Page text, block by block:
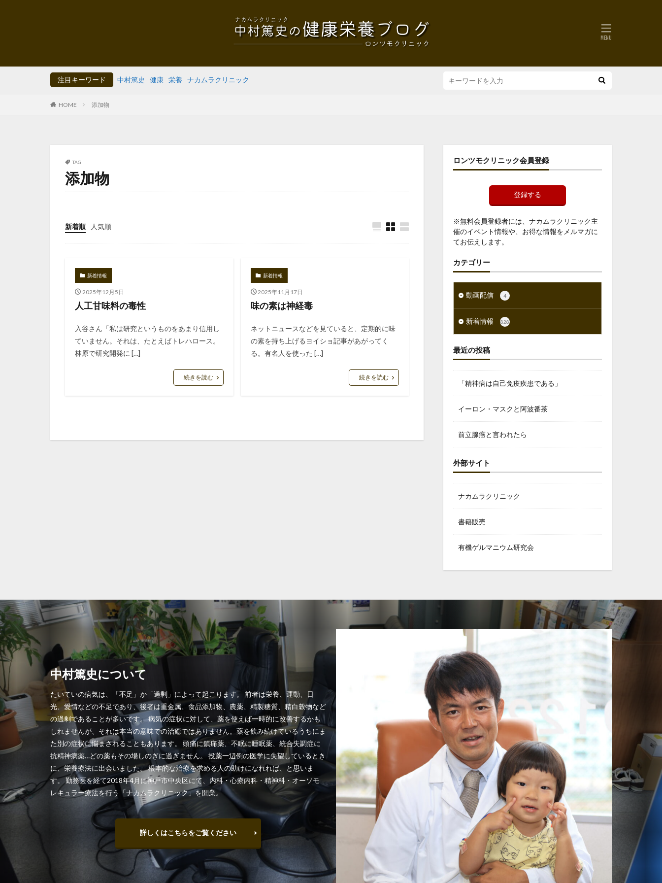
注目キーワード 中村篤史 健康 栄養 ナカムラクリニック
HOME 添加物
TAG
添加物
新着順 人気順
新着情報
2025年12月5日
人工甘味料の毒性
入谷さん「私は研究というものをあまり信用し
ていません。それは、たとえばトレハロース。
林原で研究開発に […]
続きを読む
新着情報
2025年11月17日
味の素は神経毒
ネットニュースなどを見ていると、定期的に味
の素を持ち上げるヨイショ記事があがってく
る。有名人を使った […]
続きを読む
ロンツモクリニック会員登録
登録する
※無料会員登録者には、ナカムラクリニック主
催のイベント情報や、お得な情報をメルマガに
てお伝えします。
カテゴリー
動画配信 4
新着情報 828
最近の投稿
「精神病は自己免疫疾患である」
イーロン・マスクと阿波番茶
前立腺癌と言われたら
外部サイト
ナカムラクリニック
書籍販売
有機ゲルマニウム研究会
中村篤史について
たいていの病気は、「不足」か「過剰」によって起こります。 前者は栄養、運動、日
光、愛情などの不足であり、後者は重金属、食品添加物、農薬、精製糖質、精白穀物など
の過剰であることが多いです。 病気の症状に対して、薬を使えば一時的に改善するかも
しれませんが、それは本当の意味での治癒ではありません。薬を飲み続けているうちにま
た別の症状に悩まされることもあります。 頭痛に鎮痛薬、不眠に睡眠薬、統合失調症に
抗精神病薬…どの薬もその場しのぎに過ぎません。 投薬一辺倒の医学に失望しているとき
に、栄養療法に出会いました。 根本的な治療を求める人の助けになれれば、と思いま
す。 勤務医を経て2018年4月に神戸市中央区にて、内科・心療内科・精神科・オーソモ
レキュラー療法を行う「ナカムラクリニック」を開業。
詳しくはこちらをご覧ください